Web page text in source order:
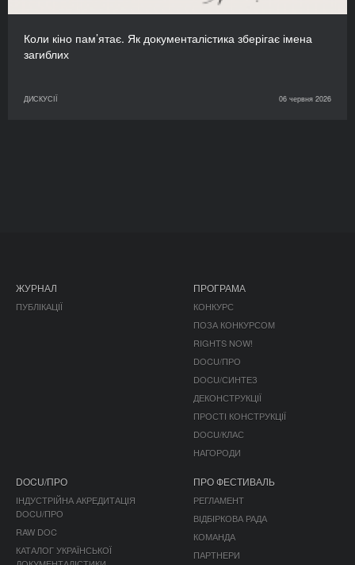
Коли кіно пам’ятає. Як документалістика зберігає імена
загиблих
ДИСКУСІЇ 06 червня 2026
ЖУРНАЛ
ПУБЛІКАЦІЇ
ПРОГРАМА
КОНКУРС
ПОЗА КОНКУРСОМ
RIGHTS NOW!
DOCU/ПРО
DOCU/СИНТЕЗ
ДЕКОНСТРУКЦІЇ
ПРОСТІ КОНСТРУКЦІЇ
DOCU/КЛАС
НАГОРОДИ
DOCU/ПРО
ІНДУСТРІЙНА АКРЕДИТАЦІЯ
DOCU/ПРО
RAW DOC
КАТАЛОГ УКРАЇНСЬКОЇ
ПРО ФЕСТИВАЛЬ
РЕГЛАМЕНТ
ВІДБІРКОВА РАДА
КОМАНДА
ПАРТНЕРИ